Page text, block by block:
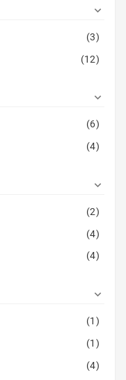

(3)
(12)

(6)
(4)

(2)
(4)
(4)

(1)
(1)
(4)